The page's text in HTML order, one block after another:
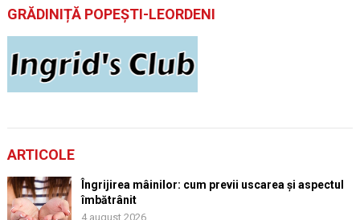
GRĂDINIȚĂ POPEȘTI-LEORDENI
ARTICOLE
Îngrijirea mâinilor: cum previi uscarea și aspectul
îmbătrânit
4 august 2026